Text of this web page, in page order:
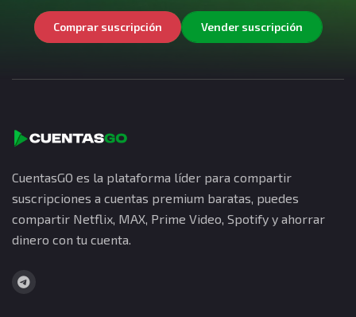
Comprar suscripción Vender suscripción
CuentasGO es la plataforma líder para compartir
suscripciones a cuentas premium baratas, puedes
compartir Netflix, MAX, Prime Video, Spotify y ahorrar
dinero con tu cuenta.